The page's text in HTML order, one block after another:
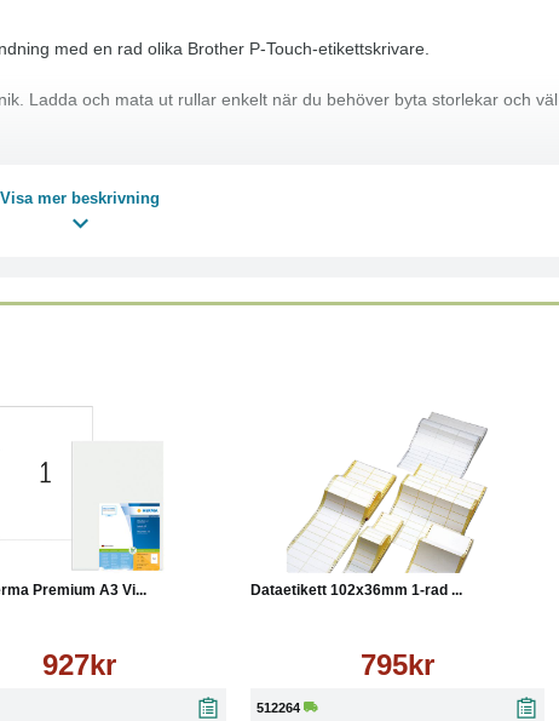
med en rad olika Brother P-Touch-etikettskrivare.
Ladda och mata ut rullar enkelt när du behöver byta storlekar och
Visa mer beskrivning
Premium A3 Vi...
927kr
Läs mer
Dataetikett 102x36mm 1-rad ...
795kr
512264
Köp Läs mer